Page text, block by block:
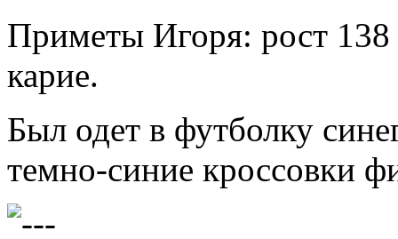
Приметы Игоря: рост 138
карие.
Был одет в футболку
темно-синие кроссовки